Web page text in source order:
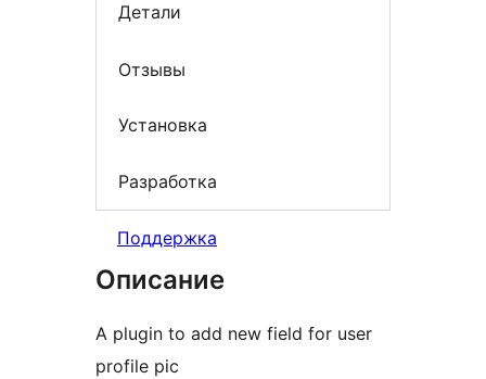
Детали
Отзывы
Установка
Разработка
Поддержка
Описание
A plugin to add new field for user
profile pic